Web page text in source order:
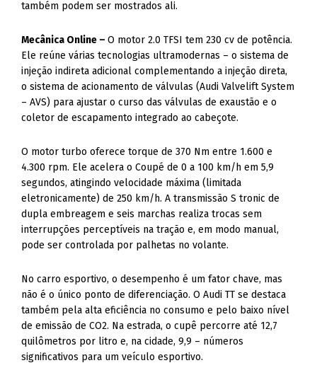
injeção indireta adicional complementando a injeção direta,
o sistema de acionamento de válvulas (Audi Valvelift System
– AVS) para ajustar o curso das válvulas de exaustão e o
coletor de escapamento integrado ao cabeçote.
O motor turbo oferece torque de 370 Nm entre 1.600 e
4.300 rpm. Ele acelera o Coupé de 0 a 100 km/h em 5,9
eletronicamente) de 250 km/h. A transmissão S tronic de
dupla embreagem e seis marchas realiza trocas sem
interrupções perceptíveis na tração e, em modo manual,
pode ser controlada por palhetas no volante.
No carro esportivo, o desempenho é um fator chave, mas
de emissão de CO2. Na estrada, o cupê percorre até 12,7
quilômetros por litro e, na cidade, 9,9 – números
significativos para um veículo esportivo.
A emissão de gás carbônico é de 123,8 gramas por